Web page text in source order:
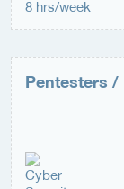
8 hrs/week
Pentesters